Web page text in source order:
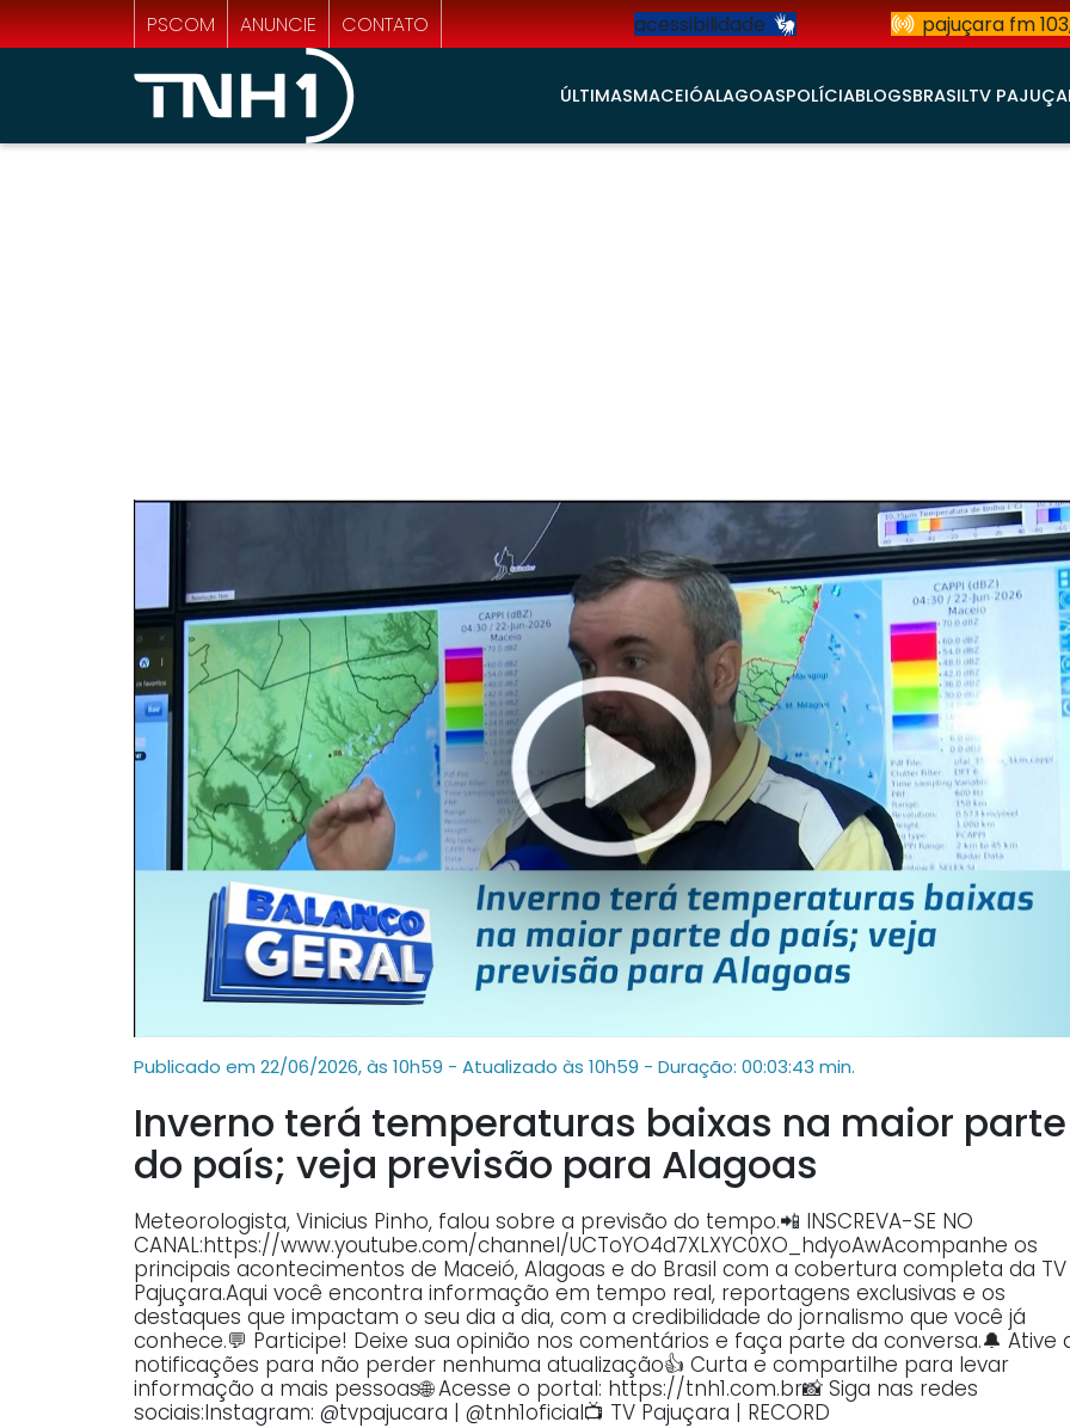
PSCOM ANUNCIE CONTATO acessibilidade pajuçara fm
ÚLTIMASMACEIÓALAGOASPOLÍCIABLOGSBRASILTV
Publicado em 22/06/2026, às 10h59 - Atualizado às 10h59 - Duração: 00:03:43 min.
Inverno terá temperaturas baixas na maior parte
do país; veja previsão para Alagoas
Meteorologista, Vinicius Pinho, falou sobre a previsão do tempo.📲 INSCREVA-SE NO
CANAL:https://www.youtube.com/channel/UCToYO4d7XLXYC0XO_hdyoAwAcompanhe os
principais acontecimentos de Maceió, Alagoas e do Brasil com a cobertura completa da TV
Pajuçara.Aqui você encontra informação em tempo real, reportagens exclusivas e os
destaques que impactam o seu dia a dia, com a credibilidade do jornalismo que você já
conhece.💬 Participe! Deixe sua opinião nos comentários e faça parte da conversa.🔔 Ative
notificações para não perder nenhuma atualização👍 Curta e compartilhe para levar
informação a mais pessoas🌐 Acesse o portal: https://tnh1.com.br📸 Siga nas redes
sociais:Instagram: @tvpajucara | @tnh1oficial📺 TV Pajuçara | RECORD